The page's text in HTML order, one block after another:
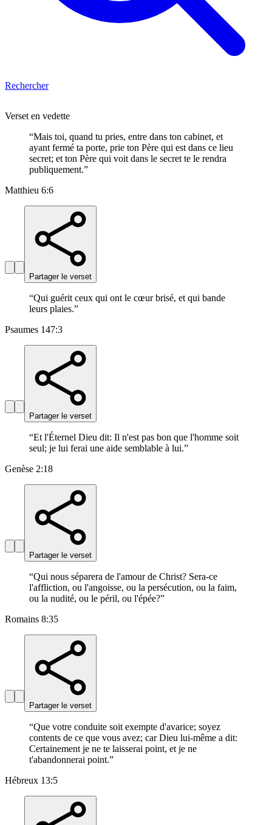
Rechercher
Verset en vedette
“Mais toi, quand tu pries, entre dans ton cabinet, et
ayant fermé ta porte, prie ton Père qui est dans ce lieu
secret; et ton Père qui voit dans le secret te le rendra
publiquement.”
Matthieu 6:6
Partager le verset
“Qui guérit ceux qui ont le cœur brisé, et qui bande
leurs plaies.”
Psaumes 147:3
Partager le verset
“Et l'Éternel Dieu dit: Il n'est pas bon que l'homme soit
seul; je lui ferai une aide semblable à lui.”
Genèse 2:18
Partager le verset
“Qui nous séparera de l'amour de Christ? Sera-ce
l'affliction, ou l'angoisse, ou la persécution, ou la faim,
ou la nudité, ou le péril, ou l'épée?”
Romains 8:35
Partager le verset
“Que votre conduite soit exempte d'avarice; soyez
contents de ce que vous avez; car Dieu lui-même a dit:
Certainement je ne te laisserai point, et je ne
t'abandonnerai point.”
Hébreux 13:5